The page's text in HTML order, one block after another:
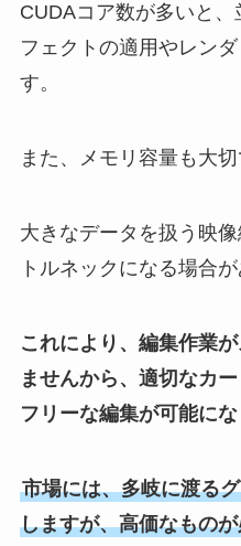
CUDAコア数が多いと
フェクトの適用やレン
す。
また、メモリ容量も大切
大きなデータを扱う映
トルネックになる場合が
これにより、編集作業
ませんから、適切なカ
フリーな編集が可能にな
市場には、多岐に渡る
しますが、高価なもの